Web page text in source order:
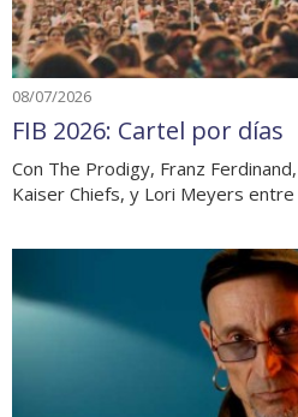
08/07/2026
FIB 2026: Cartel por días
Con The Prodigy, Franz
Kaiser Chiefs, y Lori Meyers